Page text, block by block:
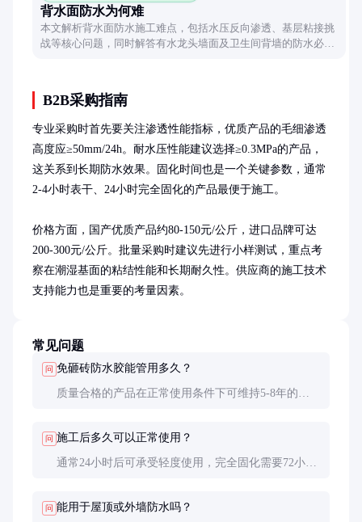
背水面防水为何难
本文解析背水面防水施工难点，包括水压反向渗透、基层粘接挑
战等核心问题，同时解答有水龙头墙面及卫生间背墙的防水必要
B2B采购指南
专业采购时首先要关注渗透性能指标，优质产品的毛细渗透
高度应≥50mm/24h。耐水压性能建议选择≥0.3MPa的产品，
这关系到长期防水效果。固化时间也是一个关键参数，通常
2-4小时表干、24小时完全固化的产品最便于施工。
价格方面，国产优质产品约80-150元/公斤，进口品牌可达
200-300元/公斤。批量采购时建议先进行小样测试，重点考
察在潮湿基面的粘结性能和长期耐久性。供应商的施工技术
支持能力也是重要的考量因素。
常见问题
问 免砸砖防水胶能管用多久？
质量合格的产品在正常使用条件下可维持5-8年的防
问 施工后多久可以正常使用？
通常24小时后可承受轻度使用，完全固化需要72小
问 能用于屋顶或外墙防水吗？